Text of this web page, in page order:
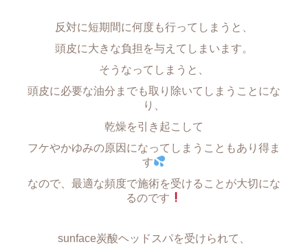
反対に短期間に何度も行ってしまうと、
頭皮に大きな負担を与えてしまいます。
そうなってしまうと、
頭皮に必要な油分までも取り除いてしまうことにな
り、
乾燥を引き起こして
フケやかゆみの原因になってしまうこともあり得ま
す
なので、最適な頻度で施術を受けることが大切にな
るのです
sunface炭酸ヘッドスパを受けられて、